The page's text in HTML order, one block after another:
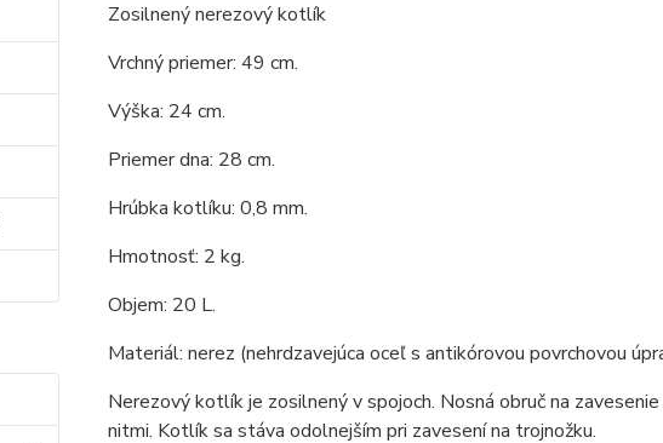
Zosilnený nerezový kotlík
Vrchný priemer: 49 cm.
Výška: 24 cm.
Priemer dna: 28 cm.
Hrúbka kotlíku: 0,8 mm.
Hmotnosť: 2 kg.
Objem: 20 L.
Materiál: nerez (nehrdzavejúca oceľ s antikórovou povrchovou
Nerezový kotlík je zosilnený v spojoch. Nosná obruč na
nitmi. Kotlík sa stáva odolnejším pri zavesení na trojnožku.